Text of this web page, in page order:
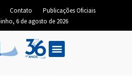
Contato
Publicações Oficiais
6 de agosto de 2026